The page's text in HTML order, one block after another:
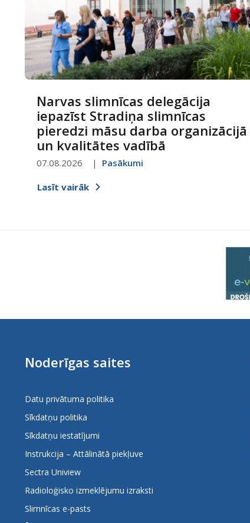
Narvas slimnīcas delegācija
iepazīst Stradiņa slimnīcas
pieredzi māsu darba organizācijā
un kvalitātes vadībā
07.08.2026 Pasākumi
Lasīt vairāk
Noderīgas saites
Datu privātuma politika
Sīkdatņu politika
Sīkdatņu iestatījumi
Instrukcija – Attālinātā piekļuve
Sectra Uniview
Radioloģisko izmeklējumu izraksti
Slimnīcas e-pasts